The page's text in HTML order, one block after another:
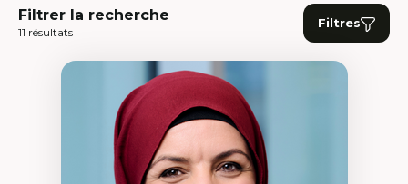
Filtrer la recherche
11 résultats
Filtres